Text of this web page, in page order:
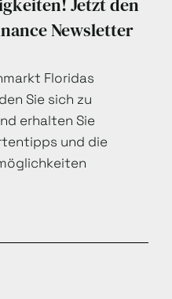
Jetzt den
Newsletter
Floridas
Sie sich zu
erhalten Sie
und die